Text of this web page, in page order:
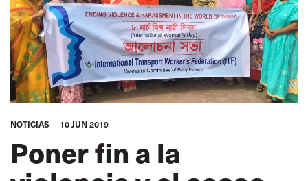
NOTICIAS 10 JUN 2019
Poner fin a la